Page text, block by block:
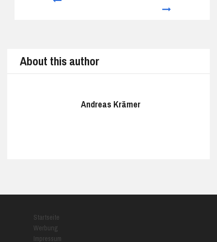
About this author
Andreas Krämer
Startseite
Werbung
Impressum